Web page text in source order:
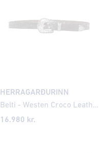
HERRAGARÐURINN
Belti - Westen Croco Leather
16.980 kr.